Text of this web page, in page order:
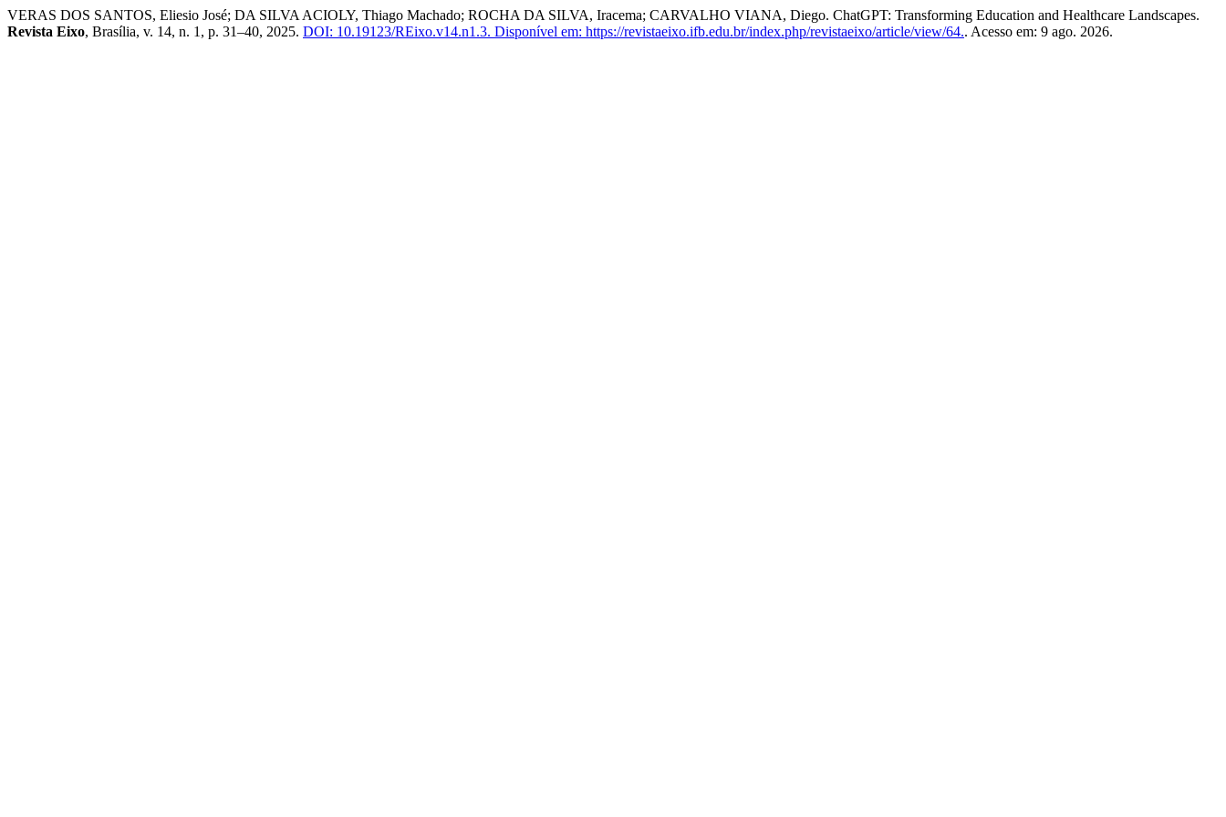
VERAS DOS SANTOS, Eliesio José; DA SILVA ACIOLY, Thiago Machado; ROCHA DA SILVA, Iracema; CARVALHO VIANA, Diego. ChatGPT: Transforming Education and Healthcare Landscapes.
Revista Eixo, Brasília, v. 14, n. 1, p. 31–40, 2025. DOI: 10.19123/REixo.v14.n1.3. Disponível em: https://revistaeixo.ifb.edu.br/index.php/revistaeixo/article/view/64.. Acesso em: 9 ago. 2026.